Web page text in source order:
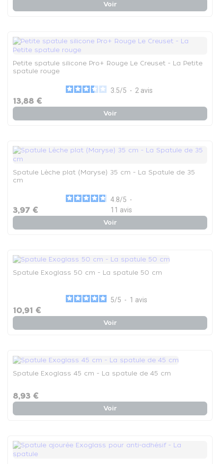
Voir
Petite spatule silicone Pro+ Rouge Le Creuset - La Petite
spatule rouge
3.5/5 - 2 avis
13,88 €
Voir
Spatule Lèche plat (Maryse) 35 cm - La Spatule de 35
cm
4.8/5 -
11 avis
3,97 €
Voir
Spatule Exoglass 50 cm - La spatule 50 cm
5/5 - 1 avis
10,91 €
Voir
Spatule Exoglass 45 cm - La spatule de 45 cm
8,93 €
Voir